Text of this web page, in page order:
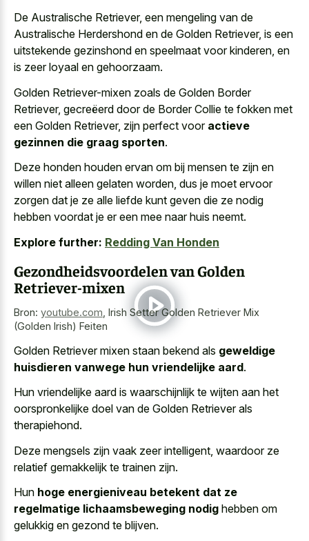
De Australische Retriever, een mengeling van de
Australische Herdershond en de Golden Retriever, is een
uitstekende gezinshond en speelmaat voor kinderen, en
is zeer loyaal en gehoorzaam.
Golden Retriever-mixen zoals de Golden Border
Retriever, gecreëerd door de Border Collie te fokken met
een Golden Retriever, zijn perfect voor actieve
gezinnen die graag sporten.
Deze honden houden ervan om bij mensen te zijn en
willen niet alleen gelaten worden, dus je moet ervoor
zorgen dat je ze alle liefde kunt geven die ze nodig
hebben voordat je er een mee naar huis neemt.
Explore further: Redding Van Honden
Gezondheidsvoordelen van Golden
Retriever-mixen
Bron: youtube.com Irish Setter Golden Retriever Mix
(Golden Irish) Feiten
Golden Retriever mixen staan bekend als geweldige
huisdieren vanwege hun vriendelijke aard.
Hun vriendelijke aard is waarschijnlijk te wijten aan het
oorspronkelijke doel van de Golden Retriever als
therapiehond.
Deze mengsels zijn vaak zeer intelligent, waardoor ze
relatief gemakkelijk te trainen zijn.
Hun hoge energieniveau betekent dat ze
regelmatige lichaamsbeweging nodig hebben om
gelukkig en gezond te blijven.